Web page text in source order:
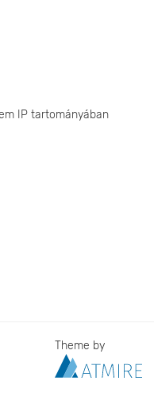
IP tartományában
Theme by